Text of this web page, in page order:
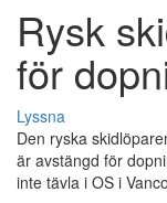
Rysk
för
Lyssna
Den ryska
är avstängd för
inte tävla i OS i